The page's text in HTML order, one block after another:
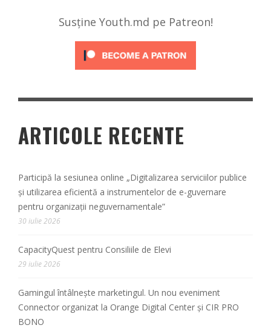
Susține Youth.md pe Patreon!
ARTICOLE RECENTE
Participă la sesiunea online „Digitalizarea serviciilor publice
și utilizarea eficientă a instrumentelor de e-guvernare
pentru organizații neguvernamentale”
30 iulie 2026
CapacityQuest pentru Consiliile de Elevi
29 iulie 2026
Gamingul întâlnește marketingul. Un nou eveniment
Connector organizat la Orange Digital Center și CIR PRO
BONO